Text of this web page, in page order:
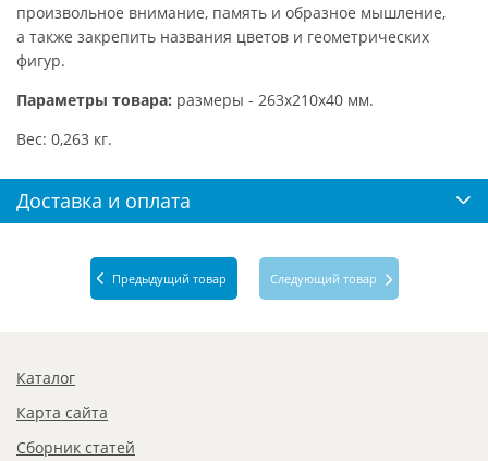
произвольное внимание, память и образное мышление,
а также закрепить названия цветов и геометрических
фигур.
Параметры товара: размеры - 263x210x40 мм.
Вес: 0,263 кг.
Доставка и оплата
Предыдущий товар Следующий товар
Каталог
Карта сайта
Сборник статей